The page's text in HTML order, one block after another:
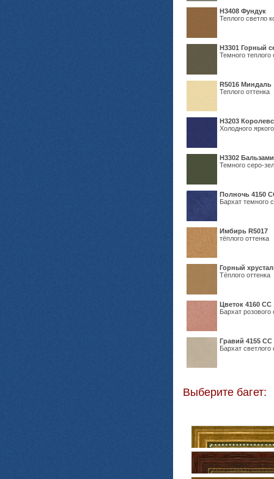
Н3408 Фундук
Теплого светло
Н3301 Горный
Темного теплого
R5016 Миндаль
Теплого оттенка
Н3203
Холодного
Н3302
Темного серо-
Полночь 4150
Бархат темного
Имбирь R5017
тёплого оттенка
Горный
Тёплого оттенка
Цветок 4160 СС
Бархат розового
Гравий 4155 СС
Бархат светлого
Выберите багет: